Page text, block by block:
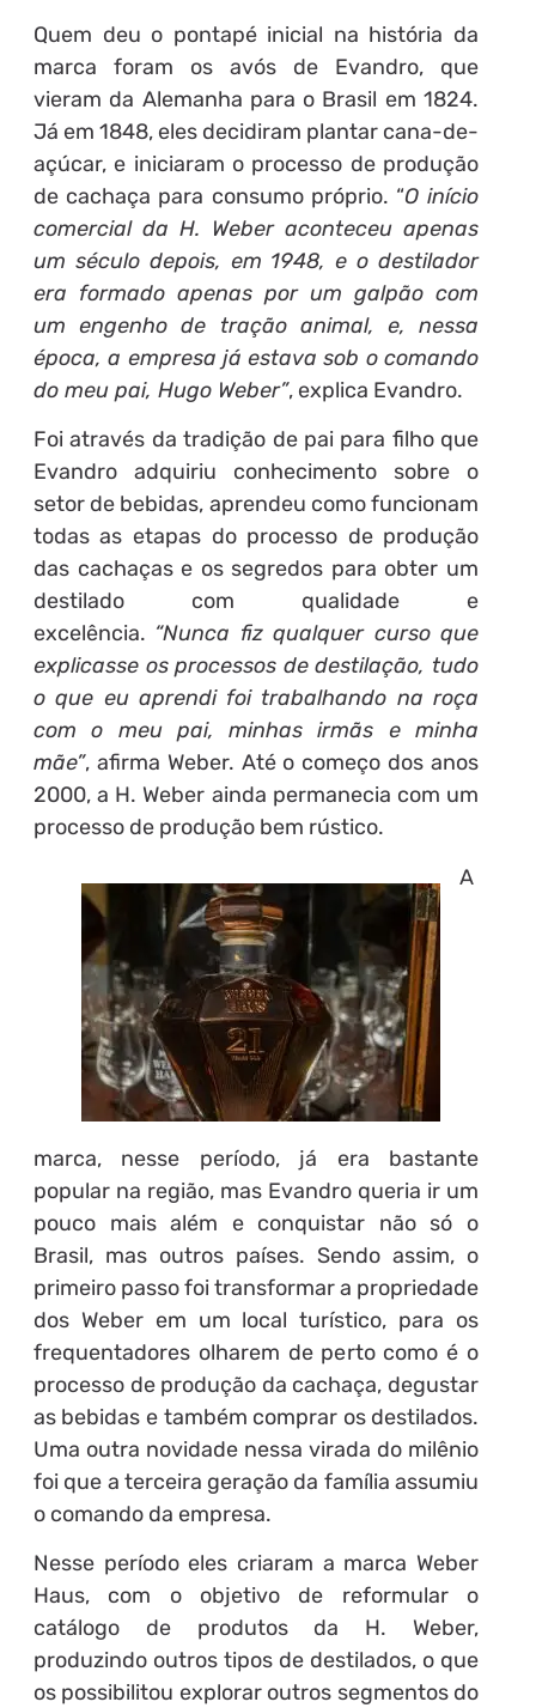
Quem deu o pontapé inicial na história da
marca foram os avós de Evandro, que
vieram da Alemanha para o Brasil em 1824.
Já em 1848, eles decidiram plantar cana-de-
açúcar, e iniciaram o processo de produção
de cachaça para consumo próprio. “O início
comercial da H. Weber aconteceu apenas
um século depois, em 1948, e o destilador
era formado apenas por um galpão com
um engenho de tração animal, e, nessa
época, a empresa já estava sob o comando
do meu pai, Hugo Weber”, explica Evandro.
Foi através da tradição de pai para filho que
Evandro adquiriu conhecimento sobre o
setor de bebidas, aprendeu como funcionam
todas as etapas do processo de produção
das cachaças e os segredos para obter um
destilado com qualidade e
excelência. “Nunca fiz qualquer curso que
explicasse os processos de destilação, tudo
o que eu aprendi foi trabalhando na roça
com o meu pai, minhas irmãs e minha
mãe”, afirma Weber. Até o começo dos anos
2000, a H. Weber ainda permanecia com um
processo de produção bem rústico.
A
marca, nesse período, já era bastante
popular na região, mas Evandro queria ir um
pouco mais além e conquistar não só o
Brasil, mas outros países. Sendo assim, o
primeiro passo foi transformar a propriedade
dos Weber em um local turístico, para os
frequentadores olharem de perto como é o
processo de produção da cachaça, degustar
as bebidas e também comprar os destilados.
Uma outra novidade nessa virada do milênio
foi que a terceira geração da família assumiu
o comando da empresa.
Nesse período eles criaram a marca Weber
Haus, com o objetivo de reformular o
catálogo de produtos da H. Weber,
produzindo outros tipos de destilados, o que
os possibilitou explorar outros segmentos do